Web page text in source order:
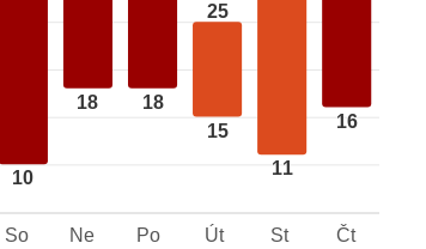
10
18 18
25
15
11
16
So Ne Po Út St Čt